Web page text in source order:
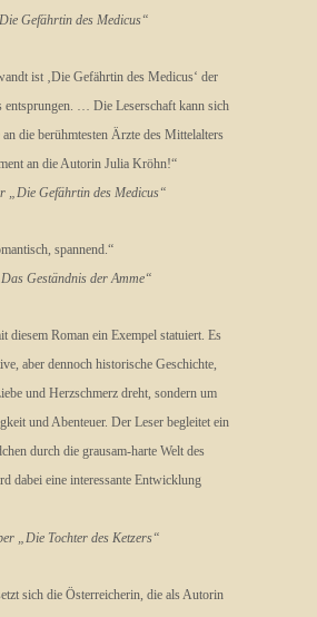
Gefährtin des Medicus“
ist ‚Die Gefährtin des Medicus‘ der
entsprungen. … Die Leserschaft kann sich
die berühmtesten Ärzte des Mittelalters
an die Autorin Julia Kröhn!“
„Die Gefährtin des Medicus“
spannend.“
Geständnis der Amme“
diesem Roman ein Exempel statuiert. Es
aber dennoch historische Geschichte,
und Herzschmerz dreht, sondern um
und Abenteuer. Der Leser begleitet ein
durch die grausam-harte Welt des
dabei eine interessante Entwicklung
„Die Tochter des Ketzers“
sich die Österreicherin, die als Autorin